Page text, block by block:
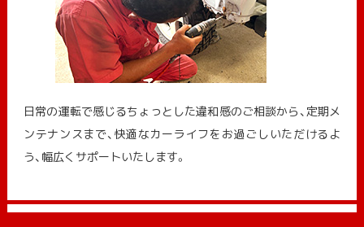
日常の運転で感じるちょっとした違和感のご相談から、定期メ
ンテナンスまで、快適なカーライフをお過ごしいただけるよ
う、幅広くサポートいたします。